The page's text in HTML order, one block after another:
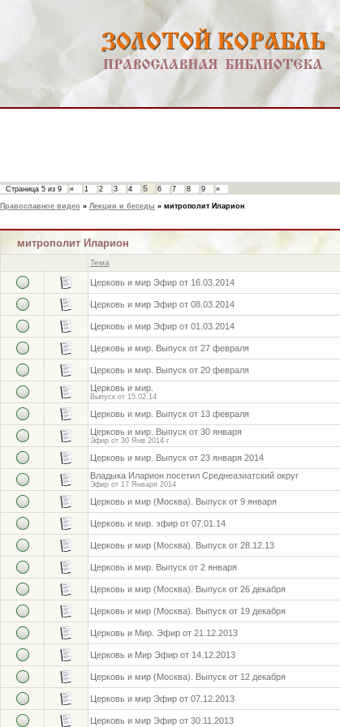
Страница 5 из 9 « 1 2 3 4 5 6 7 8 9 »
Православное видео » Лекции и беседы » митрополит Иларион
митрополит Иларион
Тема
Церковь и мир Эфир от 16.03.2014
Церковь и мир Эфир от 08.03.2014
Церковь и мир Эфир от 01.03.2014
Церковь и мир. Выпуск от 27 февраля
Церковь и мир. Выпуск от 20 февраля
Церковь и мир.
Выпуск от 15.02.14
Церковь и мир. Выпуск от 13 февраля
Церковь и мир. Выпуск от 30 января
Эфир от 30 Янв 2014 г
Церковь и мир. Выпуск от 23 января 2014
Владыка Иларион посетил Среднеазиатский округ
Эфир от 17 Января 2014
Церковь и мир (Москва). Выпуск от 9 января
Церковь и мир. эфир от 07.01.14
Церковь и мир (Москва). Выпуск от 28.12.13
Церковь и мир. Выпуск от 2 января
Церковь и мир (Москва). Выпуск от 26 декабря
Церковь и мир (Москва). Выпуск от 19 декабря
Церковь и Мир. Эфир от 21.12.2013
Церковь и Мир Эфир от 14.12.2013
Церковь и мир (Москва). Выпуск от 12 декабря
Церковь и мир Эфир от 07.12.2013
Церковь и мир Эфир от 30.11.2013